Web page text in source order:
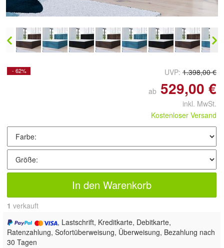
- 62% UVP: 1.398,00 €
ab 529,00 €
inkl. MwSt.
Kostenloser Versand
In den Warenkorb
1 verkauft
, Lastschrift, Kreditkarte, Debitkarte,
Ratenzahlung, Sofortüberweisung, Überweisung, Bezahlung nach
30 Tagen